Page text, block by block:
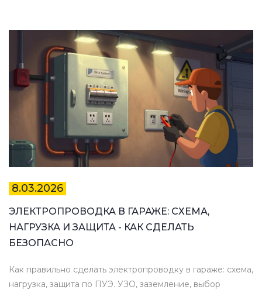
8.03.2026
ЭЛЕКТРОПРОВОДКА В ГАРАЖЕ: СХЕМА,
НАГРУЗКА И ЗАЩИТА - КАК СДЕЛАТЬ
БЕЗОПАСНО
Как правильно сделать электропроводку в гараже: схема,
нагрузка, защита по ПУЭ. УЗО, заземление, выбор